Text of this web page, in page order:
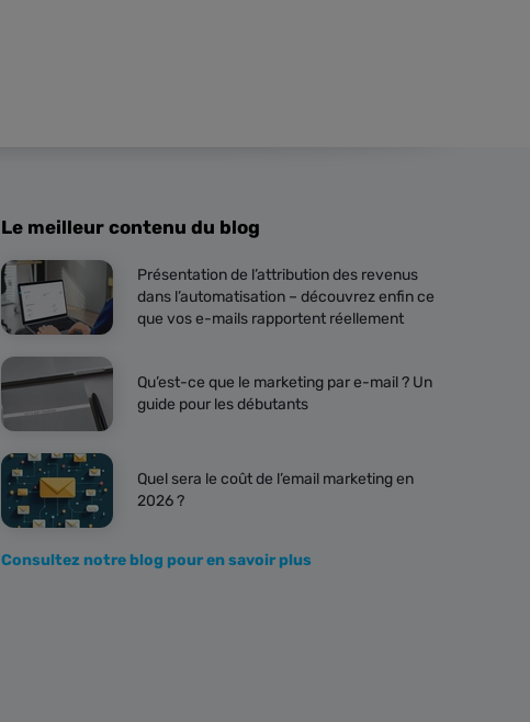
Le meilleur contenu du blog
Présentation de l’attribution des revenus
dans l’automatisation – découvrez enfin ce
que vos e-mails rapportent réellement
Qu’est-ce que le marketing par e-mail ? Un
guide pour les débutants
Quel sera le coût de l’email marketing en
2026 ?
Consultez notre blog pour en savoir plus